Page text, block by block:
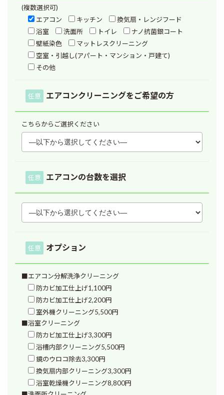
(複数選択可)
エアコン
キッチン
換気扇・レンジフード
浴室
洗面所 トイレ
ナノ抗菌銀コート
壁紙染色
マットレスクリーニング
空室・引越し(アパート・マンション・戸建て)
その他
任意 エアコンクリーニングをご希望の方
こちらからご選択ください
任意 エアコンの台数を選択
任意 オプション
■エアコン分解洗浄クリーニング
防カビ加工仕上げ1,100円
防カビ加工仕上げ2,200円
室外機クリーニング5,500円
■浴室クリーニング
防カビ加工仕上げ3,300円
浴槽内部クリーニング5,500円
鏡のウロコ除去3,300円
換気扇内部クリーニング3,300円
浴室乾燥機クリーニング8,800円